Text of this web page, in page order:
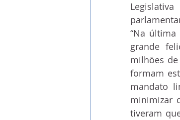
“Na
grande
milhões
formam
mandato
minimizar
tiveram